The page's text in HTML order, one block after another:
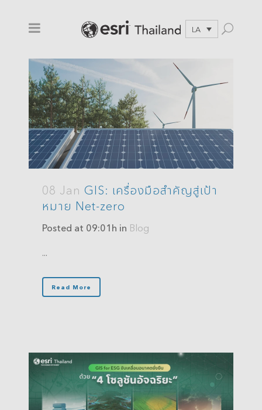
LA
08 Jan GIS: เครื่องมือสำคัญสู่เป้า
หมาย Net-zero
Posted at 09:01h in Blog
...
Read More